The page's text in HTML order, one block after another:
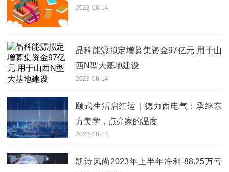
2023-08-14
晶科能源拟定增募集资金97亿元 用于山
西N型大基地建设
2023-08-14
颐式生活启红运｜德力西电气：承继东
方美学，点亮家的温度
2023-08-14
凯诗风尚2023年上半年净利-88.25万亏